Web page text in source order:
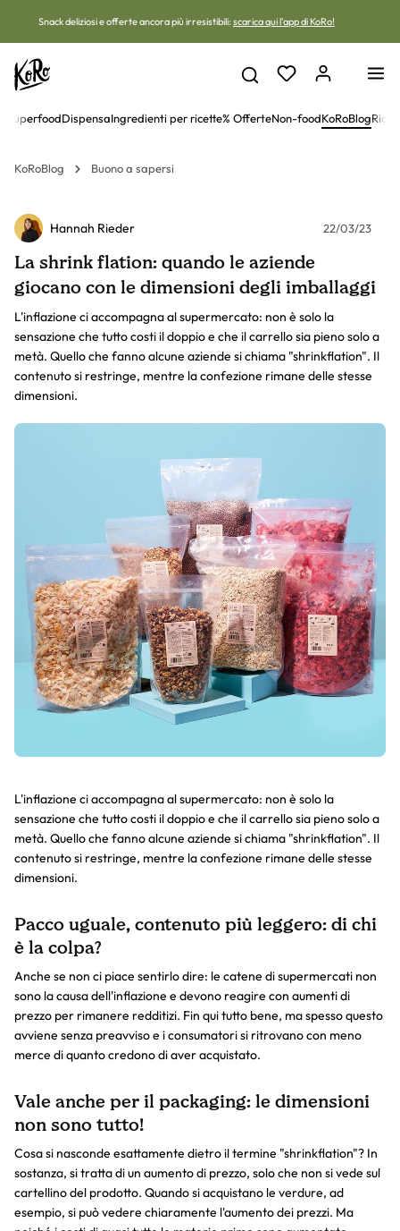
Snack deliziosi e offerte ancora più irresistibili: scarica qui l'app di KoRo!
superfoodDispensaIngredienti per ricette% OfferteNon-foodKoRoBlog
KoRoBlog Buono a sapersi
Hannah Rieder 22/03/23
La shrink flation: quando le aziende
giocano con le dimensioni degli imballaggi
L'inflazione ci accompagna al supermercato: non è solo la
sensazione che tutto costi il doppio e che il carrello sia pieno solo a
metà. Quello che fanno alcune aziende si chiama "shrinkflation". Il
contenuto si restringe, mentre la confezione rimane delle stesse
dimensioni.
L'inflazione ci accompagna al supermercato: non è solo la
sensazione che tutto costi il doppio e che il carrello sia pieno solo a
metà. Quello che fanno alcune aziende si chiama "shrinkflation". Il
contenuto si restringe, mentre la confezione rimane delle stesse
dimensioni.
Pacco uguale, contenuto più leggero: di chi
è la colpa?
Anche se non ci piace sentirlo dire: le catene di supermercati non
sono la causa dell'inflazione e devono reagire con aumenti di
prezzo per rimanere redditizi. Fin qui tutto bene, ma spesso questo
avviene senza preavviso e i consumatori si ritrovano con meno
merce di quanto credono di aver acquistato.
Vale anche per il packaging: le dimensioni
non sono tutto!
Cosa si nasconde esattamente dietro il termine "shrinkflation"? In
sostanza, si tratta di un aumento di prezzo, solo che non si vede sul
cartellino del prodotto. Quando si acquistano le verdure, ad
esempio, si può vedere chiaramente l'aumento dei prezzi. Ma